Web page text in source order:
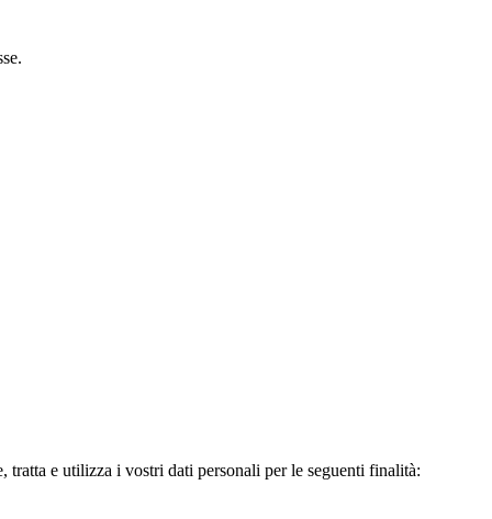
e utilizza i vostri dati personali per le seguenti finalità: